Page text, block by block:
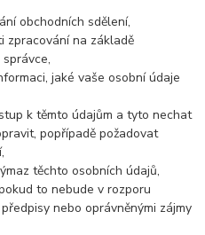
obchodních sdělení,
zpracování na základě
jaké vaše osobní údaje
k těmto údajům a tyto nechat
popřípadě požadovat
těchto osobních údajů,
to nebude v rozporu
nebo oprávněnými zájmy